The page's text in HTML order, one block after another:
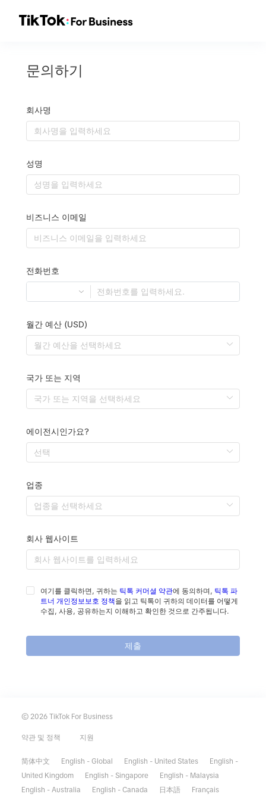
문의하기
회사명
성명
비즈니스 이메일
전화번호
월간 예산 (USD)
국가 또는 지역
에이전시인가요?
업종
회사 웹사이트
여기를 클릭하면, 귀하는 틱톡 커머셜 약관에 동의하며, 틱톡 파
트너 개인정보보호 정책을 읽고 틱톡이 귀하의 데이터를 어떻게
수집, 사용, 공유하는지 이해하고 확인한 것으로 간주됩니다.
제출
© 2026 TikTok For Business
약관 및 정책 지원
简体中文 English - Global English - United States
English -
United Kingdom
English - Singapore
English - Malaysia
English - Australia
English - Canada 日本語 Français